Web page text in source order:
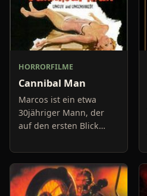
HORRORFILME
Cannibal Man
Marcos ist ein etwa
30jähriger Mann, der
auf den ersten Blick
Lebensunterhalt
verdient er in einer
Fleischfabrik, die für
ihre gute Supp